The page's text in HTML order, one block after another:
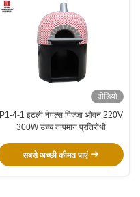
वीडियो
P1-4-1 इटली नेपल्स पिज्जा ओवन 220V
300W उच्च तापमान प्रतिरोधी
सबसे अच्छी कीमत पाएं